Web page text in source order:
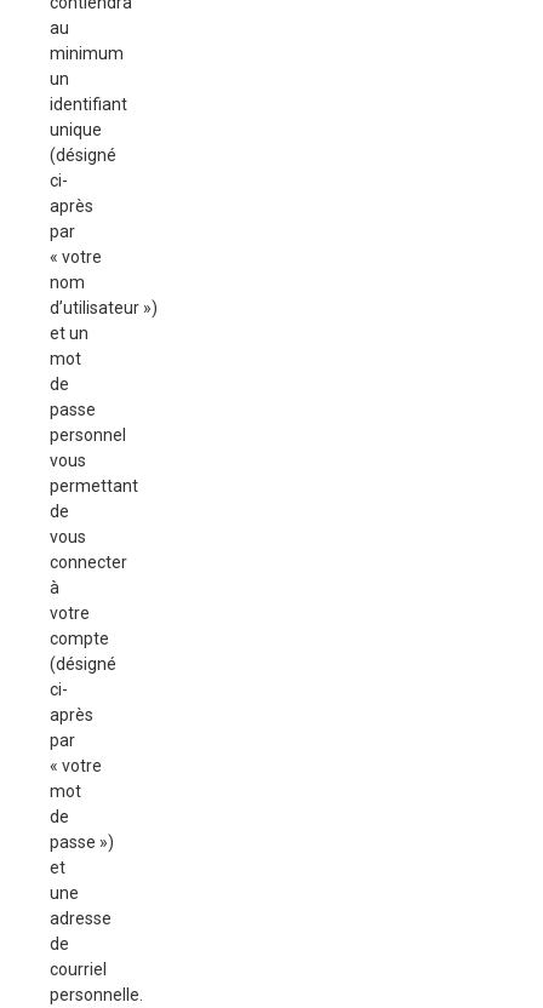
au
minimum
un
identifiant
unique
(désigné
ci-
après
par
« votre
nom
d’utilisateur »)
et un
mot
de
passe
personnel
vous
permettant
de
vous
connecter
à
votre
compte
(désigné
ci-
après
par
« votre
mot
de
passe »)
et
une
adresse
de
courriel
personnelle.